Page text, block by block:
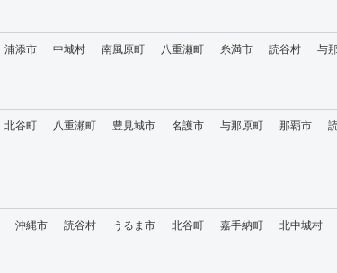
浦添市 中城村 南風原町 八重瀬町 糸満市 読谷村 与
北谷町 八重瀬町 豊見城市 名護市 与那原町 那覇市
沖縄市 読谷村 うるま市 北谷町 嘉手納町
北中城村